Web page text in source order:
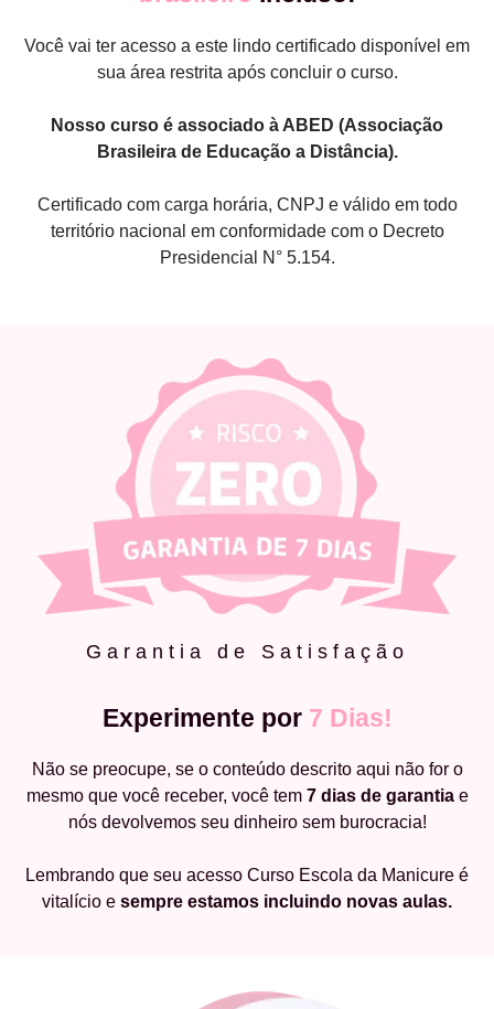
Você vai ter acesso a este lindo certificado disponível em
sua área restrita após concluir o curso.
Nosso curso é associado à ABED (Associação
Brasileira de Educação a Distância).
Certificado com carga horária, CNPJ e válido em todo
território nacional em conformidade com o Decreto
Presidencial N° 5.154.
Garantia de Satisfação
Experimente por 7 Dias!
Não se preocupe, se o conteúdo descrito aqui não for o
mesmo que você receber, você tem 7 dias de garantiae
nós devolvemos seu dinheiro sem burocracia!
Lembrando que seu acesso Curso Escola da Manicure é
vitalício e sempre estamos incluindo novas aulas.